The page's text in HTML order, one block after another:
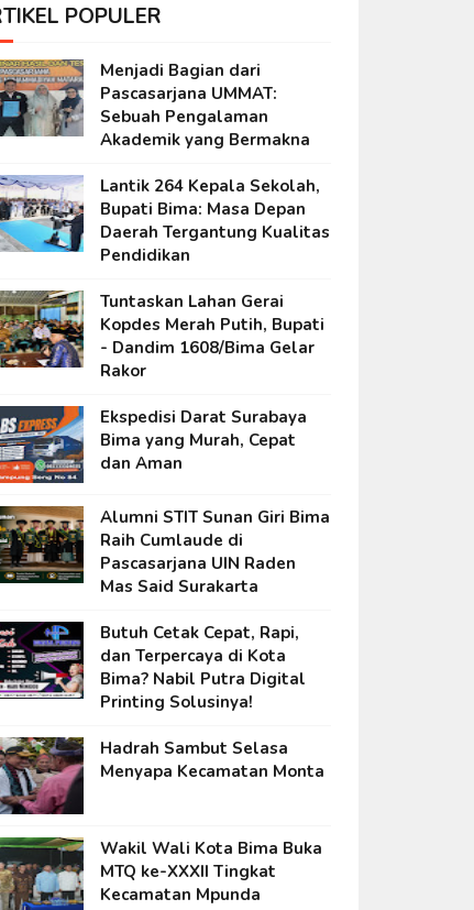
POPULER
Menjadi Bagian dari
Pascasarjana UMMAT:
Sebuah Pengalaman
Akademik yang Bermakna
Lantik 264 Kepala Sekolah,
Bupati Bima: Masa Depan
Daerah Tergantung Kualitas
Pendidikan
Tuntaskan Lahan Gerai
Kopdes Merah Putih, Bupati
- Dandim 1608/Bima Gelar
Rakor
Ekspedisi Darat Surabaya
Bima yang Murah, Cepat
dan Aman
Alumni STIT Sunan Giri Bima
Raih Cumlaude di
Pascasarjana UIN Raden
Mas Said Surakarta
Butuh Cetak Cepat, Rapi,
dan Terpercaya di Kota
Bima? Nabil Putra Digital
Printing Solusinya!
Hadrah Sambut Selasa
Menyapa Kecamatan Monta
Wakil Wali Kota Bima Buka
MTQ ke-XXXII Tingkat
Kecamatan Mpunda